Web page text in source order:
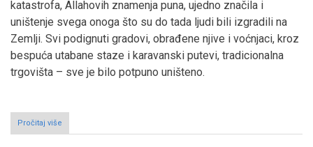
katastrofa, Allahovih znamenja puna, ujedno značila i
uništenje svega onoga što su do tada ljudi bili izgradili na
Zemlji. Svi podignuti gradovi, obrađene njive i voćnjaci, kroz
bespuća utabane staze i karavanski putevi, tradicionalna
trgovišta – sve je bilo potpuno uništeno.
Pročitaj više
Kazivanje